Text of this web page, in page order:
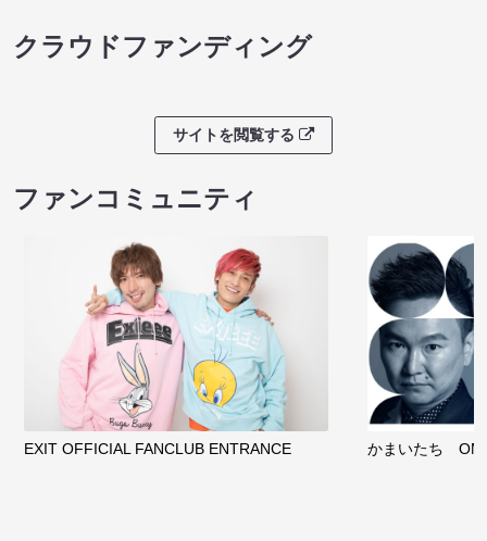
クラウドファンディング
サイトを閲覧する
ファンコミュニティ
EXIT OFFICIAL FANCLUB ENTRANCE かまいたち